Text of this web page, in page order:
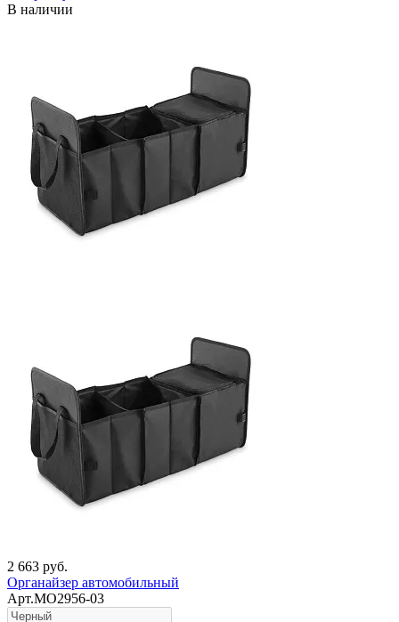
В наличии
2 663 руб.
Органайзер автомобильный
Арт.MO2956-03